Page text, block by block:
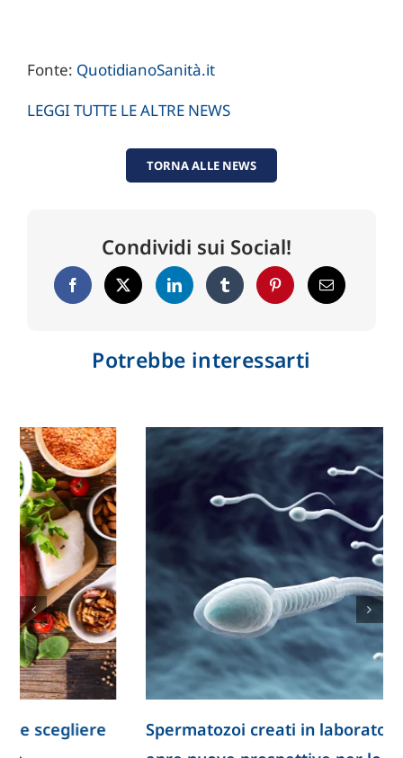
Fonte: QuotidianoSanità.it
LEGGI TUTTE LE ALTRE NEWS
TORNA ALLE NEWS
Condividi sui Social!
Potrebbe interessarti
Spermatozoi creati in laboratorio: la ricerca